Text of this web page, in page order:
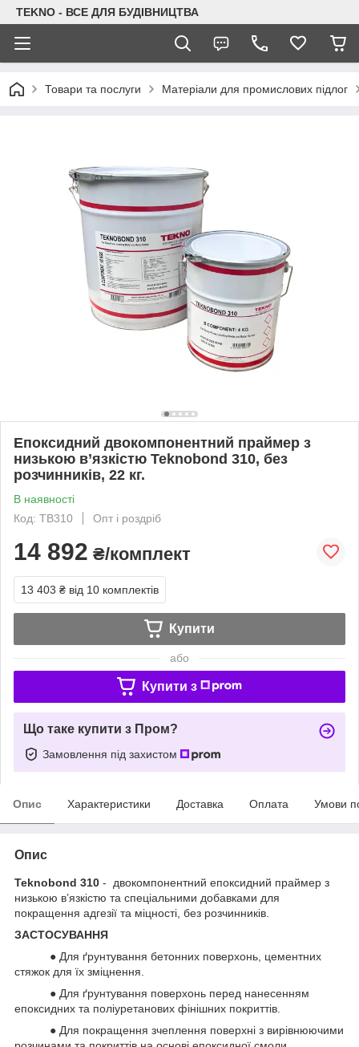
TEKNO - ВСЕ ДЛЯ БУДІВНИЦТВА
Товари та послуги Матеріали для промислових підлог
Епоксидний двокомпонентний праймер з
низькою в’язкістю Teknobond 310, без
розчинників, 22 кг.
В наявності
Код: TB310
Опт і роздріб
14 892 ₴/комплект
13 403 ₴ від 10 комплектів
Купити
або
Купити з
Що таке купити з Пром?
Замовлення під захистом
Опис Характеристики Доставка Оплата Умови
Опис
Teknobond 310 - двокомпонентний епоксидний праймер з
низькою в’язкістю та спеціальними добавками для
покращення адгезії та міцності, без розчинників.
ЗАСТОСУВАННЯ
● Для ґрунтування бетонних поверхонь, цементних
стяжок для їх зміцнення.
● Для ґрунтування поверхонь перед нанесенням
епоксидних та поліуретанових фінішних покриттів.
● Для покращення зчеплення поверхні з вирівнюючими